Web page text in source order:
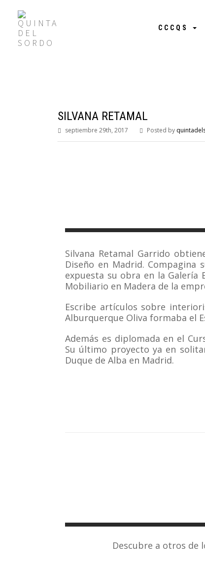
CCCQS
SILVANA RETAMAL
septiembre 29th, 2017 Posted by
Silvana Retamal Garrido
Diseño en Madrid.
expuesta su obra en la Galería
Mobiliario en Madera de la
Escribe artículos sobre
Alburquerque Oliva formaba el
Además es diplomada en el
Su último proyecto ya en
Duque de Alba en Madrid.
Descubre a otros de